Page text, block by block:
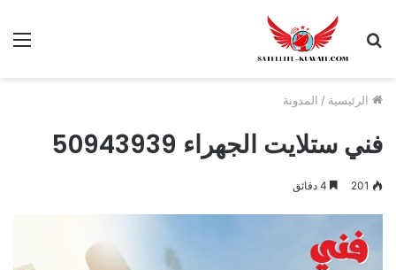
الرئيسية / المدونة
فني ستلايت الجهراء 50943939
201